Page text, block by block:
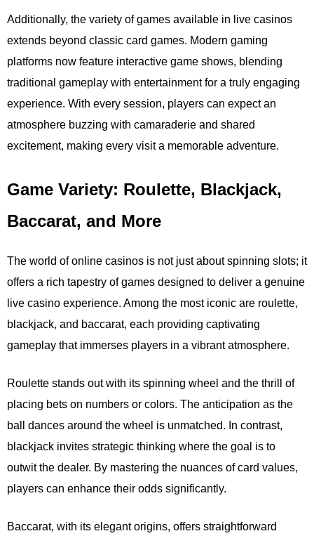
Additionally, the variety of games available in live casinos
extends beyond classic card games. Modern gaming
platforms now feature interactive game shows, blending
traditional gameplay with entertainment for a truly engaging
experience. With every session, players can expect an
atmosphere buzzing with camaraderie and shared
excitement, making every visit a memorable adventure.
Game Variety: Roulette, Blackjack,
Baccarat, and More
The world of online casinos is not just about spinning slots; it
offers a rich tapestry of games designed to deliver a genuine
live casino experience. Among the most iconic are roulette,
blackjack, and baccarat, each providing captivating
gameplay that immerses players in a vibrant atmosphere.
Roulette stands out with its spinning wheel and the thrill of
placing bets on numbers or colors. The anticipation as the
ball dances around the wheel is unmatched. In contrast,
blackjack invites strategic thinking where the goal is to
outwit the dealer. By mastering the nuances of card values,
players can enhance their odds significantly.
Baccarat, with its elegant origins, offers straightforward